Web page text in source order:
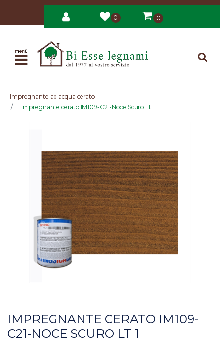
0 0
Open
Impregnante ad acqua cerato
Impregnante cerato IM109-C21-Noce Scuro Lt 1
IMPREGNANTE CERATO IM109-
C21-NOCE SCURO LT 1